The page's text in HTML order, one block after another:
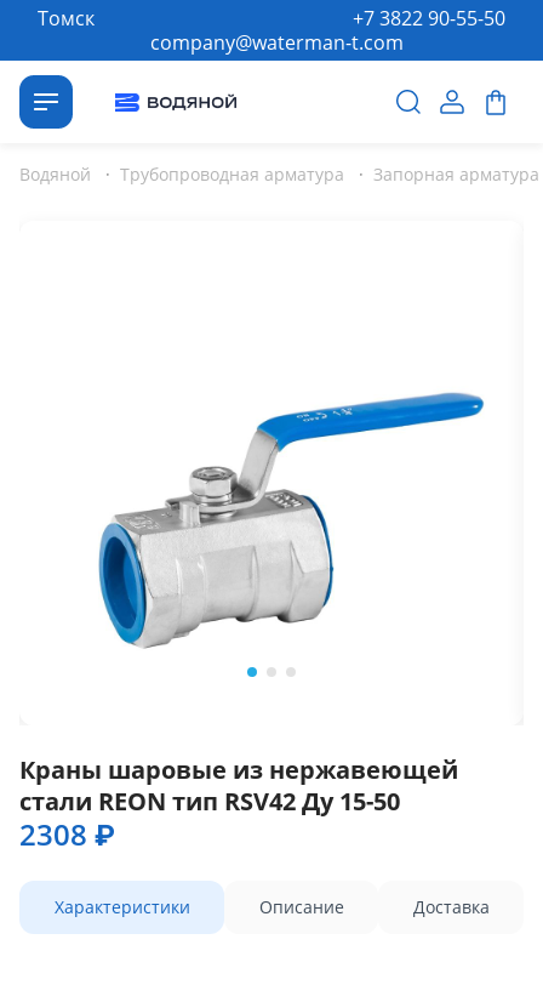
Томск
company@waterman-t.com
+7 3822 90-55-50
Водяной · Трубопроводная арматура · Запорная арматура
Краны шаровые из нержавеющей
стали REON тип RSV42 Ду 15-50
2308 ₽
Характеристики Описание Доставка